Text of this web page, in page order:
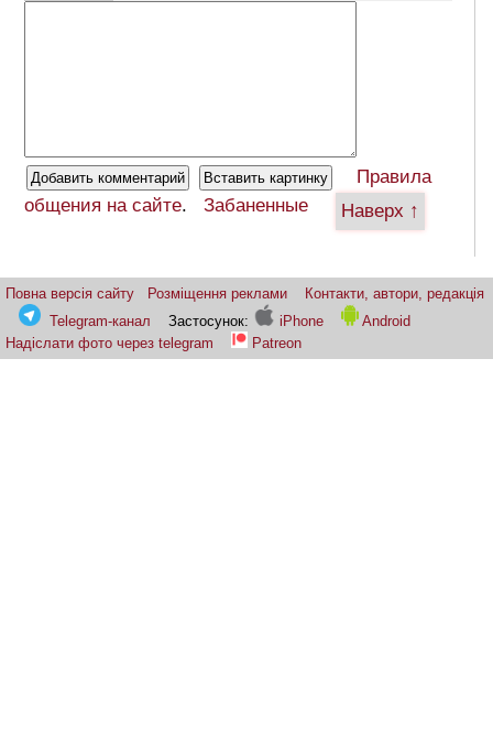
Правила
общения на сайте. Забаненные Наверх ↑
Повна версія сайту Розміщення реклами
Контакти, автори, редакція
Telegram-канал
Застосунок: iPhone
Android
Надіслати фото через telegram
Patreon